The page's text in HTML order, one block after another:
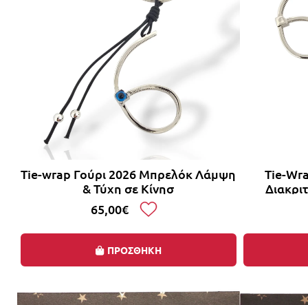
Tie-wrap Γούρι 2026 Μπρελόκ Λάμψη
& Τύχη σε Κίνησ
65,00€
ΠΡΟΣΘΗΚΗ
Tie-